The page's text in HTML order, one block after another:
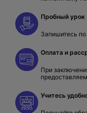
Пробный урок
Запишитесь
Оплата и
При
Учитесь